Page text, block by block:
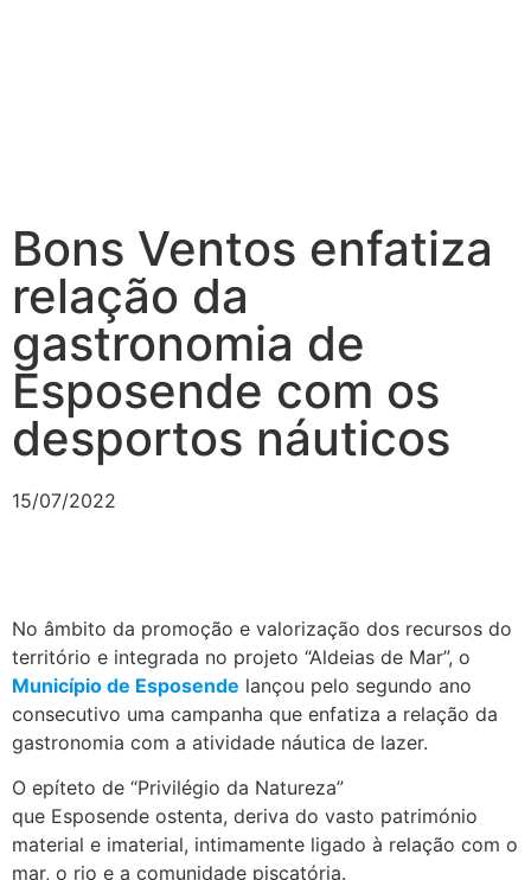
Bons Ventos enfatiza
relação da
gastronomia de
Esposende com os
desportos náuticos
15/07/2022
No âmbito da promoção e valorização dos recursos do
território e integrada no projeto “Aldeias de Mar”, o
Município de Esposende lançou pelo segundo ano
consecutivo uma campanha que enfatiza a relação da
gastronomia com a atividade náutica de lazer.
O epíteto de “Privilégio da Natureza”
que Esposende ostenta, deriva do vasto património
material e imaterial, intimamente ligado à relação com o
mar, o rio e a comunidade piscatória.